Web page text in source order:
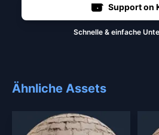
Support on
Schnelle & einfache
Ähnliche Assets